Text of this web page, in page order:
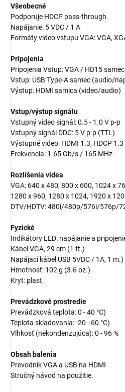
Všeobecné
Podporuje HDCP pass-through
Napájanie: 5 VDC / 1 A
Formáty video vstupu VGA: VGA,
Pripojenia
Pripojenia Vstup: VGA / HD15
Vstup: USB Type-A samec (audio/
Výstup: HDMI samica (video/audio)
Vstup/výstup signálu
Vstupný video signál: 0.5 - 1.0 V p-p
Vstupný signál DDC: 5 V p-p (TTL)
Výstupné video: HDMI 1.3, HDCP 1.3
Frekvencia: 1.65 Gb/s / 165 MHz
Rozlíšenia videa
VGA: 640 x 480, 800 x 600, 1024 x
1280 x 960, 1280 x 1024, 1920 x
DTV/HDTV: 480i/480p/576i/576p/
Fyzické
Indikátory LED: napájanie a
Kábel VGA, 29 cm (1 ft.)
Napájací kábel USB 5VDC / 1A, 1 m.)
Hmotnosť: 102 g (3.6 oz.)
Kryt: plast
Prevádzkové prostredie
Prevádzková teplota: 0 - 40 °C)
Teplota skladovania: -20 - 60 °C)
Vlhkosť (nekondenzujúca): 0 - 96 %
Obsah balenia
Prevodník VGA a USB na HDMI
Stručný návod na použitie.